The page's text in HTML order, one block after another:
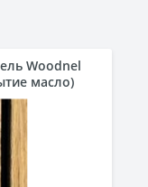
Woodnel
масло)